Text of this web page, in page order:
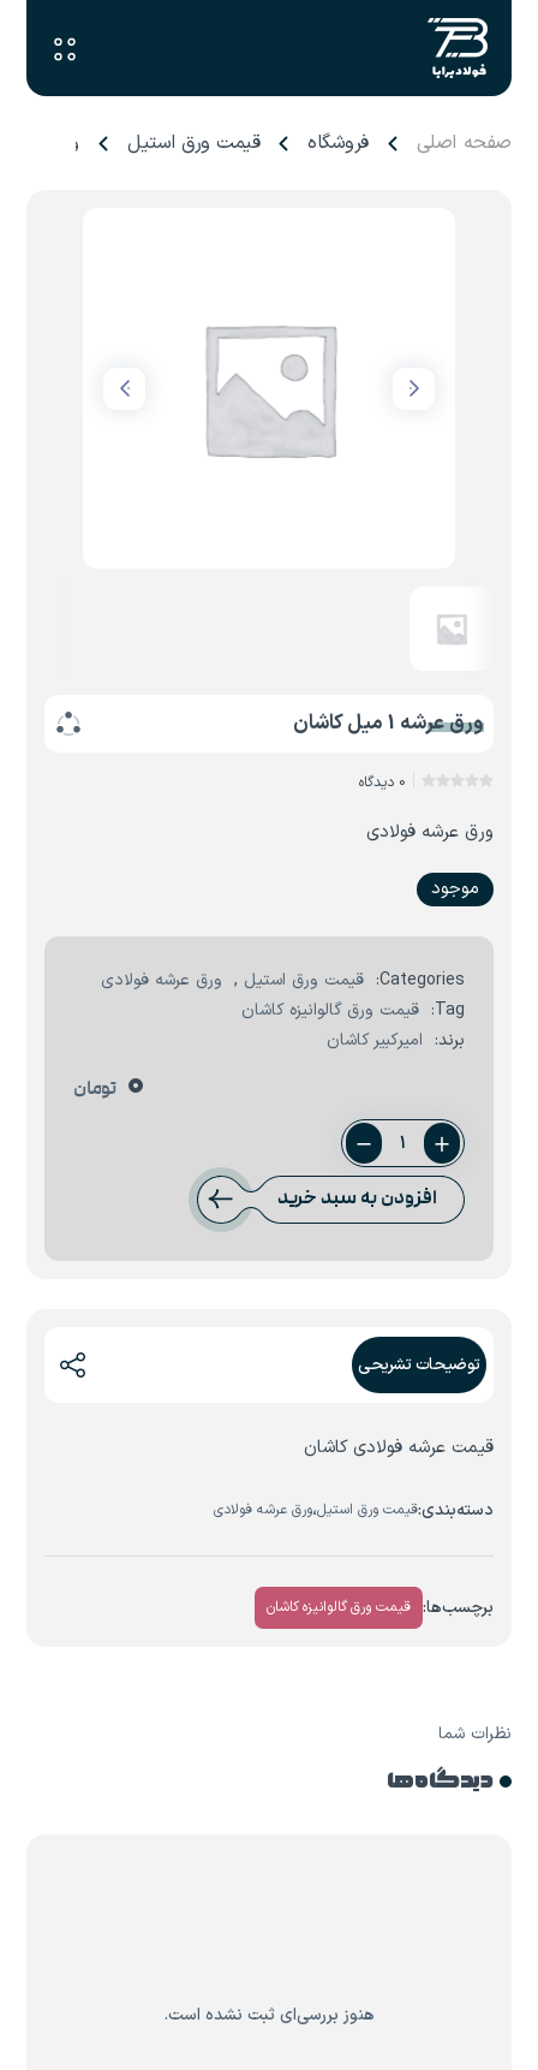
صفحه اصلی فروشگاه قیمت ورق استیل ورق عرشه ۱ میل کاشان
ورق عرشه 1 میل کاشان
0 دیدگاه
ورق عرشه فولادی
موجود
Categories: قیمت ورق استیل , ورق عرشه فولادی
Tag:
قیمت ورق گالوانیزه کاشان
برند: امیرکبیر کاشان
0 تومان
ورق
عرشه
افزودن به سبد خرید
توضیحات تشریحی
قیمت عرشه فولادی کاشان
دسته‌بندی:قیمت ورق استیل،ورق عرشه فولادی
برچسب‌ها: قیمت ورق گالوانیزه کاشان
نظرات شما
دیدگاه ها
هنوز بررسی‌ای ثبت نشده است.